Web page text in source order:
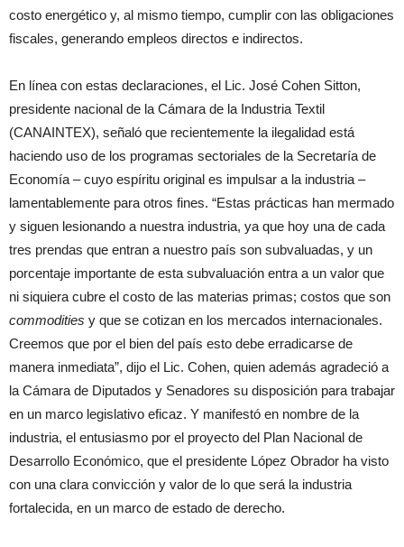
costo energético y, al mismo tiempo, cumplir con las obligaciones
fiscales, generando empleos directos e indirectos.
En línea con estas declaraciones, el Lic. José Cohen Sitton,
presidente nacional de la Cámara de la Industria Textil
(CANAINTEX), señaló que recientemente la ilegalidad está
haciendo uso de los programas sectoriales de la Secretaría de
Economía – cuyo espíritu original es impulsar a la industria –
lamentablemente para otros fines. “Estas prácticas han mermado
y siguen lesionando a nuestra industria, ya que hoy una de cada
tres prendas que entran a nuestro país son subvaluadas, y un
porcentaje importante de esta subvaluación entra a un valor que
ni siquiera cubre el costo de las materias primas; costos que son
commodities y que se cotizan en los mercados internacionales.
Creemos que por el bien del país esto debe erradicarse de
manera inmediata”, dijo el Lic. Cohen, quien además agradeció a
la Cámara de Diputados y Senadores su disposición para trabajar
en un marco legislativo eficaz. Y manifestó en nombre de la
industria, el entusiasmo por el proyecto del Plan Nacional de
Desarrollo Económico, que el presidente López Obrador ha visto
con una clara convicción y valor de lo que será la industria
fortalecida, en un marco de estado de derecho.